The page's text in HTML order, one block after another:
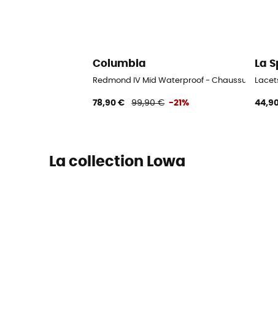
Columbia
Redmond IV Mid Waterproof - Chaussures
78,90 € 99,90 € -21%
La
La collection Lowa